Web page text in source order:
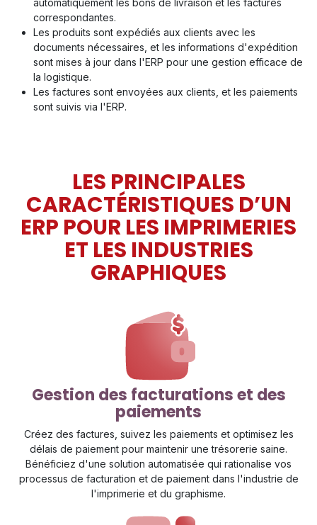
automatiquement les bons de livraison et les factures
correspondantes.
Les produits sont expédiés aux clients avec les
documents nécessaires, et les informations d'expédition
sont mises à jour dans l'ERP pour une gestion efficace de
la logistique.
Les factures sont envoyées aux clients, et les paiements
sont suivis via l'ERP.
LES PRINCIPALES
CARACTÉRISTIQUES D’UN
ERP POUR LES IMPRIMERIES
ET LES INDUSTRIES
GRAPHIQUES
Gestion des facturations et des
paiements
Créez des factures, suivez les paiements et optimisez les
délais de paiement pour maintenir une trésorerie saine.
Bénéficiez d'une solution automatisée qui rationalise vos
processus de facturation et de paiement dans l'industrie de
l'imprimerie et du graphisme.